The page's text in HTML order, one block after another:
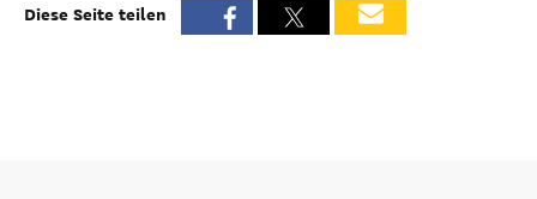
Diese Seite teilen